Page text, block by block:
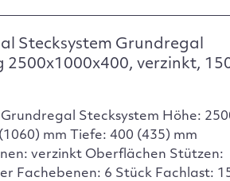
Stecksystem Grundregal
2500x1000x400, verzinkt,
Stecksystem Höhe:
mm Tiefe: 400 (435) mm
verzinkt Oberflächen Stützen:
Fachebenen: 6 Stück Fachlast: